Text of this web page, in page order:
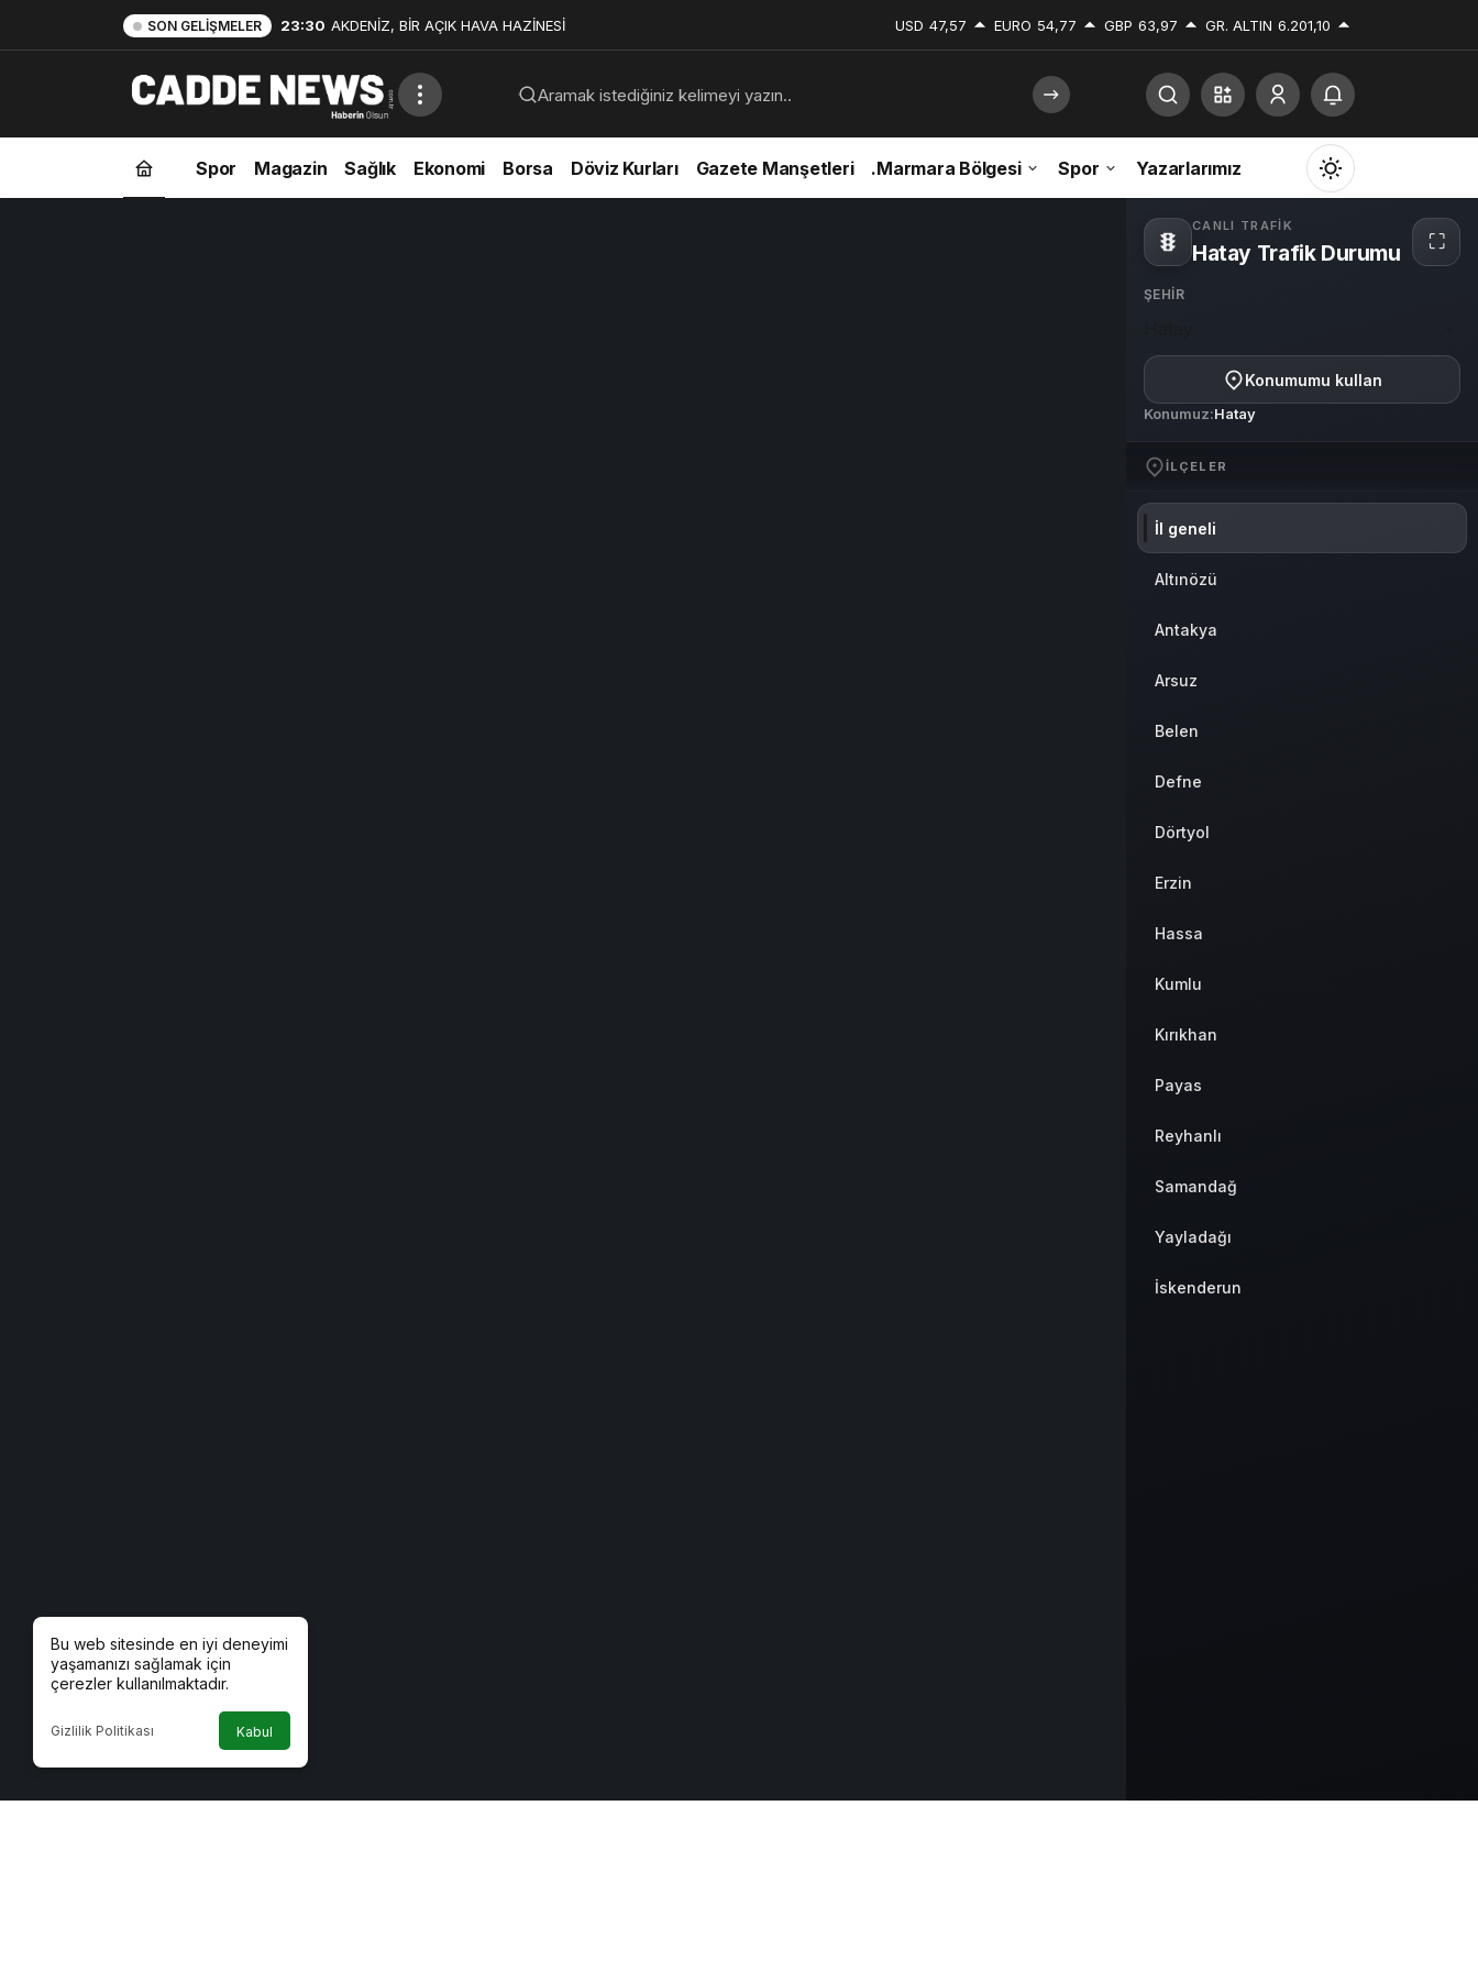
SON GELIŞMELER 23:30 AKDENİZ, BİR AÇIK HAVA HAZİNESİ USD 47,57 EURO 54,77 GBP 63,97 GR. ALTIN 6.201,10
Aramak istediğiniz kelimeyi yazın..
Spor Magazin Sağlık Ekonomi Borsa Döviz Kurları Gazete Manşetleri .Marmara Bölgesi Spor Yazarlarımız
Mod
değiştir
Gündüz modunu seçin.
Sistem Modu
Sistem modunu seçin.
CANLI TRAFIK
Hatay Trafik Durumu ⛶
Tam
ŞEHIR
Konumumu kullan
Konumuz:Hatay
İLÇELER
İl geneli
Altınözü
Antakya
Arsuz
Belen
Defne
Dörtyol
Erzin
Hassa
Kumlu
Kırıkhan
Payas
Reyhanlı
Samandağ
Yayladağı
İskenderun
Bu web sitesinde en iyi deneyimi
yaşamanızı sağlamak için
çerezler kullanılmaktadır.
Gizlilik Politikası Kabul